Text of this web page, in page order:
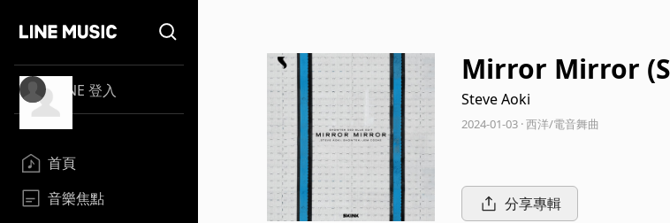
LINE 登入
首頁
音樂焦點
Mirror Mirror
Steve Aoki
2024-01-03 · 西洋/電音舞曲
分享專輯